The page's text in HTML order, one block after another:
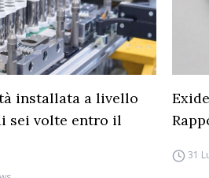
installata a livello
sei volte entro il
31